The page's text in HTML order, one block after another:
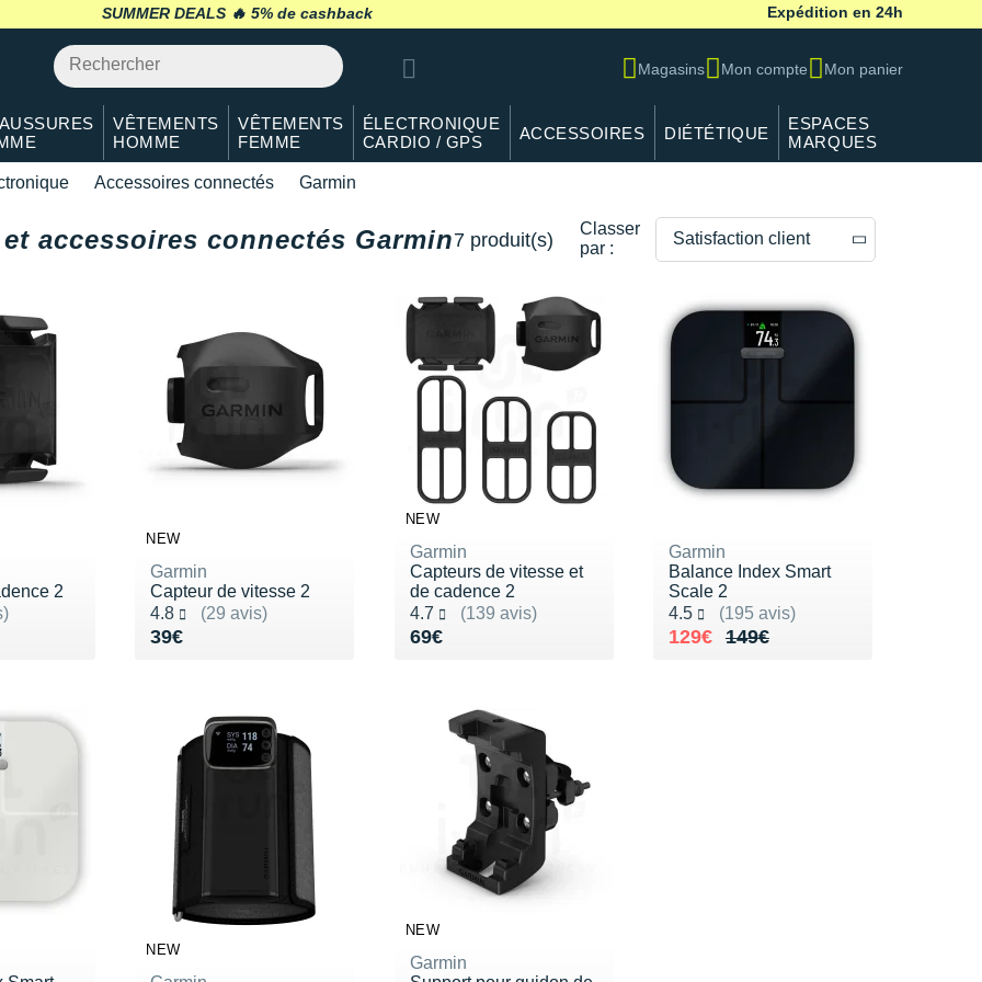
SUMMER DEALS 🔥 retour 30 jours* Expédition en 24h
Magasins Mon compte Mon panier
VÊTEMENTS
HOMME
VÊTEMENTS
FEMME
ÉLECTRONIQUE
CARDIO / GPS
ACCESSOIRES DIÉTÉTIQUE
ESPACES
MARQUES
Accessoires connectés Garmin
accessoires connectés Garmin7 produit(s)
Classer
par :
Satisfaction client
Prix croissants
2
NEW
Garmin
Capteur de vitesse 2
4.8
(29 avis)
Noté 4.8 sur 5
39€
Vendu 39€
NEW
Garmin
Capteurs de vitesse et
de cadence 2
4.7
(139 avis)
Noté 4.7 sur 5
69€
Vendu 69€
Garmin
Balance Index Smart
Scale 2
4.5
(195 avis)
Noté 4.5 sur 5
149€
Au lieu de 149€
129€
Vendu 129€
NEW
NEW
Garmin